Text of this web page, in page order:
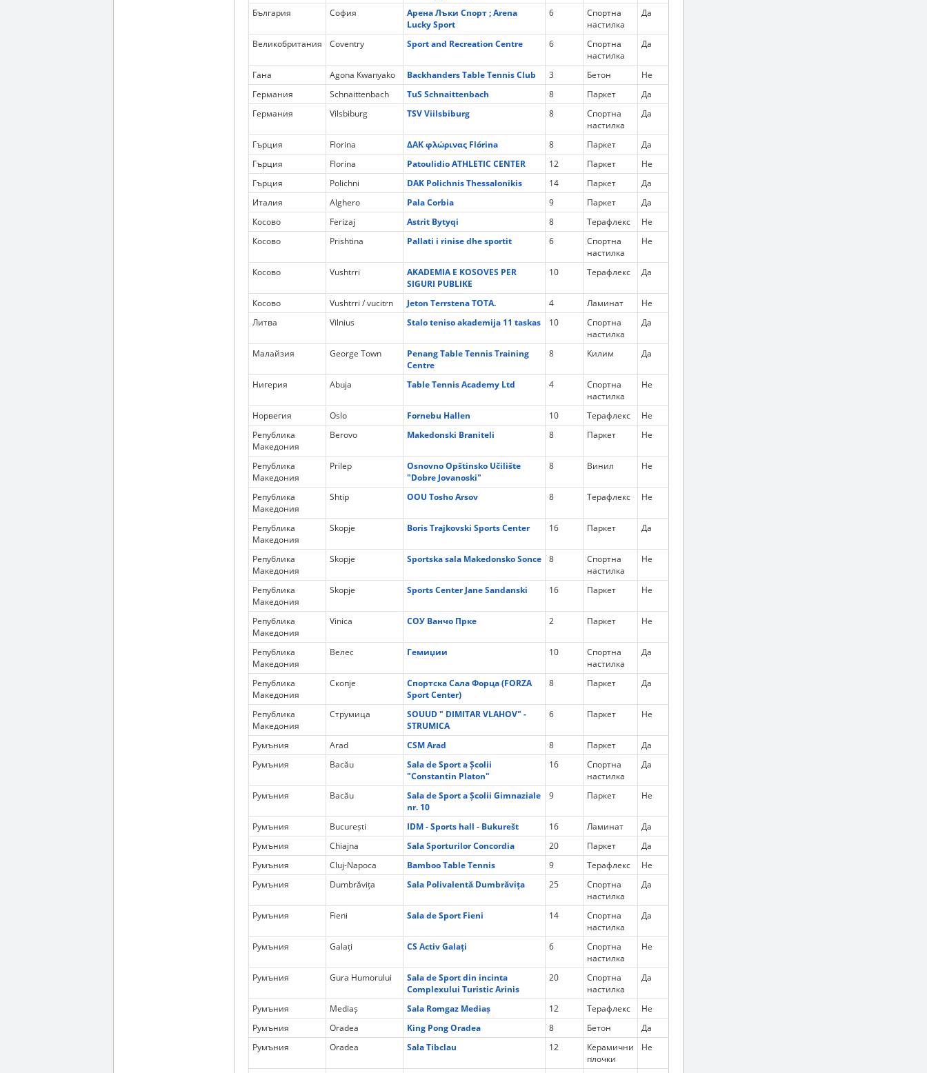
България София
Арена Лъки Спорт ; Arena
Lucky Sport
6
Спортна
настилка
Да
Великобритания Coventry Sport and Recreation Centre 6
Спортна
настилка
Да
Гана Agona Kwanyako Backhanders Table Tennis Club 3 Бетон
Не
Германия
Schnaittenbach TuS Schnaittenbach 8 Паркет
Да
Германия
Vilsbiburg TSV Viilsbiburg 8
Спортна
настилка
Да
Гърция Florina ΔΑΚ φλώρινας Flórina 8 Паркет
Да
Гърция
Florina Patoulidio ATHLETIC CENTER 12 Паркет
Не
Гърция
Polichni DAK Polichnis Thessalonikis 14 Паркет
Да
Италия
Alghero Pala Corbia 9 Паркет
Да
Косово
Ferizaj Astrit Bytyqi 8 Терафлекс
Не
Косово
Prishtina Pallati i rinise dhe sportit 6
Спортна
настилка
Не
Косово Vushtrri
AKADEMIA E KOSOVES PER
SIGURI PUBLIKE
10 Терафлекс Да
Косово Vushtrri / vucitrn Jeton Terrstena TOTA. 4 Ламинат
Не
Литва
Vilnius Stalo teniso akademija 11 taskas 10
Спортна
настилка
Да
Малайзия George Town
Penang Table Tennis Training
Centre
8 Килим Да
Нигерия Abuja Table Tennis Academy Ltd 4
Спортна
настилка
Не
Норвегия Oslo Fornebu Hallen 10 Терафлекс
Не
Република
Македония
Berovo Makedonski Braniteli 8 Паркет Не
Република
Македония
Prilep
Osnovno Opštinsko Učilište
"Dobre Jovanoski"
8 Винил Не
Република
Македония
Shtip OOU Tosho Arsov 8 Терафлекс Не
Република
Македония
Skopje Boris Trajkovski Sports Center 16 Паркет Да
Република
Македония
Skopje Sportska sala Makedonsko Sonce 8
Спортна
настилка
Не
Република
Македония
Skopje Sports Center Jane Sandanski 16 Паркет Не
Република
Македония
Vinica СОУ Ванчо Прке 2 Паркет Не
Република
Македония
Велес Гемиџии 10
Спортна
настилка
Да
Република
Македония
Скопје
Спортска Сала Форца (FORZA
Sport Center)
8 Паркет Да
Република
Македония
Струмица
SOUUD " DIMITAR VLAHOV" -
STRUMICA
6 Паркет Не
Румъния Arad CSM Arad 8 Паркет
Да
Румъния
Bacău
Sala de Sport a Școlii
"Constantin Platon"
16
Спортна
настилка
Да
Румъния Bacău
Sala de Sport a Școlii Gimnaziale
nr. 10
9 Паркет Не
Румъния București IDM - Sports hall - Bukurešt 16 Ламинат
Да
Румъния
Chiajna Sala Sporturilor Concordia 20 Паркет
Да
Румъния
Cluj-Napoca Bamboo Table Tennis 9 Терафлекс
Не
Румъния
Dumbrăvița Sala Polivalentă Dumbrăvița 25
Спортна
настилка
Да
Румъния Fieni Sala de Sport Fieni 14
Спортна
настилка
Да
Румъния Galați CS Activ Galați 6
Спортна
настилка
Не
Румъния Gura Humorului
Sala de Sport din incinta
Complexului Turistic Arinis
20
Спортна
настилка
Да
Румъния Mediaș Sala Romgaz Mediaș 12 Терафлекс
Не
Румъния
Oradea King Pong Oradea 8 Бетон
Да
Румъния
Oradea Sala Tibclau 12
Керамични
плочки
Не